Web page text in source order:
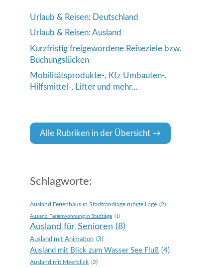
Urlaub & Reisen: Deutschland
Urlaub & Reisen: Ausland
Kurzfristig freigewordene Reiseziele bzw.
Buchungslücken
Mobilitätsprodukte-, Kfz Umbauten-,
Hilfsmittel-, Lifter und mehr…
Alle Rubriken in der Übersicht
Schlagworte:
Ausland Ferienhaus in Stadtrandlage ruhige Lage (2)
Ausland Ferienwohnung in Stadtlage (1)
Ausland für Senioren (8)
Ausland mit Animation (3)
Ausland mit Blick zum Wasser See Fluß (4)
Ausland mit Meerblick (2)